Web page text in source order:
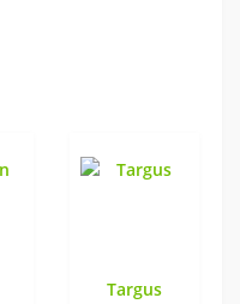
Targus